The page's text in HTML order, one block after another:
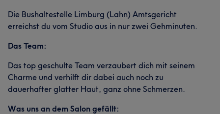
Die Bushaltestelle Limburg (Lahn) Amtsgericht
erreichst du vom Studio aus in nur zwei Gehminuten.
Das Team:
Das top geschulte Team verzaubert dich mit seinem
Charme und verhilft dir dabei auch noch zu
dauerhafter glatter Haut, ganz ohne Schmerzen.
Was uns an dem Salon gefällt: